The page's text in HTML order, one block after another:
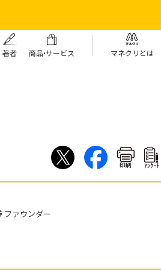
著者 商品・サービス マネクリとは
印刷 ｱﾝｹｰﾄ
ファウンダー